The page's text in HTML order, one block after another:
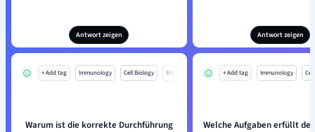
Antwort zeigen Antwort zeigen
+ Add tag Immunology Cell Biology Mo
Warum ist die korrekte Durchführung
+ Add tag Immunology
Welche Aufgaben erfüllt